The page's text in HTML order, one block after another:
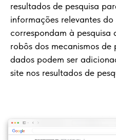
resultados de pesquisa
informações relevantes do
correspondam à
robôs dos mecanismos de
dados podem ser
site nos resultados de